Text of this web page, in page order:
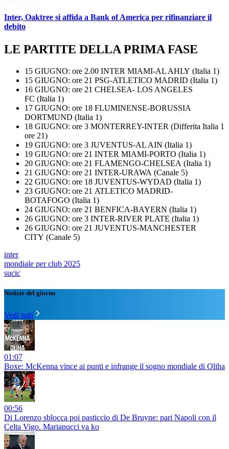
Inter, Oaktree si affida a Bank of America per rifinanziare il
debito
LE PARTITE DELLA PRIMA FASE
15 GIUGNO: ore 2.00 INTER MIAMI-AL AHLY (Italia 1)
15 GIUGNO: ore 21 PSG-ATLETICO MADRID (Italia 1)
16 GIUGNO: ore 21 CHELSEA- LOS ANGELES
FC (Italia 1)
17 GIUGNO: ore 18 FLUMINENSE-BORUSSIA
DORTMUND (Italia 1)
18 GIUGNO: ore 3 MONTERREY-INTER (Differita Italia 1
ore 21)
19 GIUGNO: ore 3 JUVENTUS-AL AIN (Italia 1)
19 GIUGNO: ore 21 INTER MIAMI-PORTO (Italia 1)
20 GIUGNO: ore 21 FLAMENGO-CHELSEA (Italia 1)
21 GIUGNO: ore 21 INTER-URAWA (Canale 5)
22 GIUGNO: ore 18 JUVENTUS-WYDAD (Italia 1)
23 GIUGNO: ore 21 ATLETICO MADRID-
BOTAFOGO (Italia 1)
24 GIUGNO: ore 21 BENFICA-BAYERN (Italia 1)
26 GIUGNO: ore 3 INTER-RIVER PLATE (Italia 1)
26 GIUGNO: ore 21 JUVENTUS-MANCHESTER
CITY (Canale 5)
inter
mondiale per club 2025
sucic
Notizie del giorno
Vedi tutti
01:07
Boxe: McKenna vince ai punti e infrange il sogno mondiale di Oliha
00:56
Di Lorenzo sblocca poi pasticcio di De Bruyne: pari Napoli con il
Celta Vigo. Marianucci va ko